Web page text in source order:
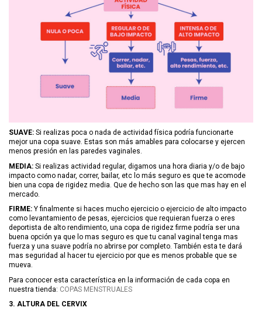
SUAVE: Si realizas poca o nada de actividad física podría funcionarte
mejor una copa suave. Estas son más amables para colocarse y ejercen
menos presión en las paredes vaginales.
MEDIA: Si realizas actividad regular, digamos una hora diaria y/o de bajo
impacto como nadar, correr, bailar, etc lo más seguro es que te acomode
bien una copa de rigidez media. Que de hecho son las que mas hay en el
mercado.
FIRME: Y finalmente si haces mucho ejercicio o ejercicio de alto impacto
como levantamiento de pesas, ejercicios que requieran fuerza o eres
deportista de alto rendimiento, una copa de rigidez firme podría ser una
buena opción ya que lo mas seguro es que tu canal vaginal tenga mas
fuerza y una suave podría no abrirse por completo. También esta te dará
mas seguridad al hacer tu ejercicio por que es menos probable que se
mueva.
Para conocer esta característica en la información de cada copa en
nuestra tienda: COPAS MENSTRUALES
3. ALTURA DEL CERVIX